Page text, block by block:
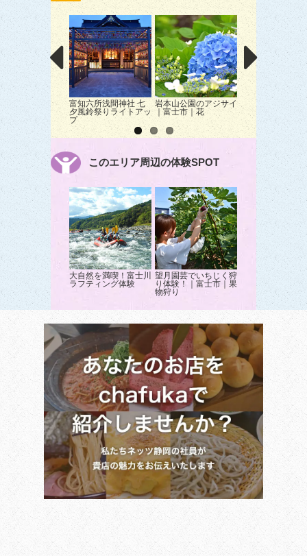
富知六所浅間神社 七
夕風鈴祭りライトアッ
プ
岩本山公園のアジサイ
｜富士市｜花
静岡市東海道広
館｜静岡市｜美
このエリア周辺の体験SPOT
大自然を満喫！富士川
ラフティング体験
望月園芸でいちじく狩
り体験！｜富士市｜果
物狩り